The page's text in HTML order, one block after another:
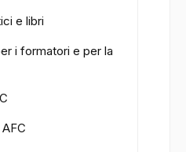
e libri
i formatori e per la